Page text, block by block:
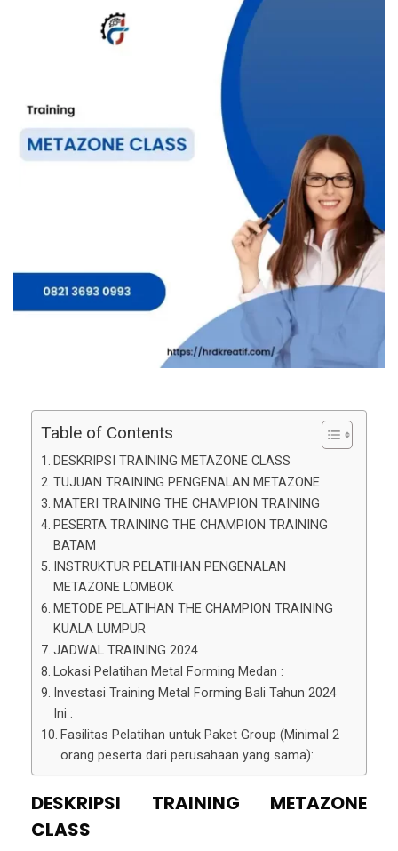
Table of Contents
DESKRIPSI TRAINING METAZONE CLASS
TUJUAN TRAINING PENGENALAN METAZONE
MATERI TRAINING THE CHAMPION TRAINING
PESERTA TRAINING THE CHAMPION TRAINING
BATAM
INSTRUKTUR PELATIHAN PENGENALAN
METAZONE LOMBOK
METODE PELATIHAN THE CHAMPION TRAINING
KUALA LUMPUR
JADWAL TRAINING 2024
Lokasi Pelatihan Metal Forming Medan :
Investasi Training Metal Forming Bali Tahun 2024
Ini :
Fasilitas Pelatihan untuk Paket Group (Minimal 2
orang peserta dari perusahaan yang sama):
DESKRIPSI TRAINING METAZONE
CLASS